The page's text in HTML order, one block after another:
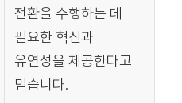
전환을 수행하는 데
필요한 혁신과
유연성을 제공한다고
믿습니다.